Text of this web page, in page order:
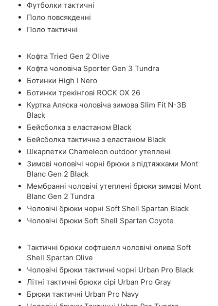
Футболки тактичні
Поло повсякденні
Поло тактичні
Кофта Tried Gen 2 Olive
Кофта чоловіча Sporter Gen 3 Tundra
Ботинки High I Nero
Ботинки трекінгові ROCK OX 26
Куртка Аляска чоловіча зимова Slim Fit N-3B
Black
Бейсболка з еластаном Black
Бейсболка тактична з еластаном Black
Шкарпетки Chameleon outdoor утеплені
Зимові чоловічі чорні брюки з підтяжками Mont
Blanc Gen 2 Black
Мембранні чоловічі утеплені брюки зимові Mont
Blanc Gen 2 Tundra
Чоловічі брюки чорні Soft Shell Spartan Black
Чоловічі брюки Soft Shell Spartan Coyote
Тактичні брюки софтшелл чоловічі олива Soft
Shell Spartan Olive
Чоловічі брюки тактичні чорні Urban Pro Black
Літні тактичні брюки сірі Urban Pro Gray
Брюки тактичні Urban Pro Navy